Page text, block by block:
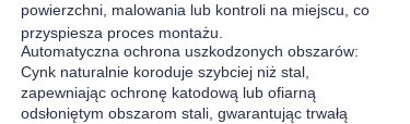
Automatyczna ochrona uszkodzonych obszarów:
Cynk naturalnie koroduje szybciej niż stal,
zapewniając ochronę katodową lub ofiarną
odsłoniętym obszarom stali, gwarantując trwałą
powierzchni, malowania lub kontroli na miejscu, co
przyspiesza proces montażu.